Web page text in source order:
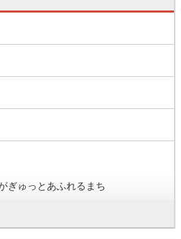
ぎゅっとあふれるまち